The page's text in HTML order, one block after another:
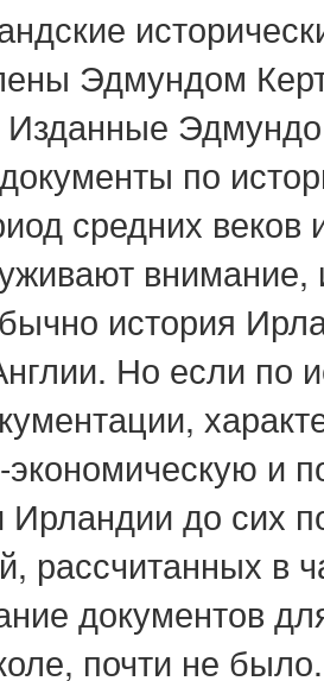
Эдмундом
по
средних веков
внимание,
история
Но если по
и
Ирландии до сих
рассчитанных в
документов
почти не